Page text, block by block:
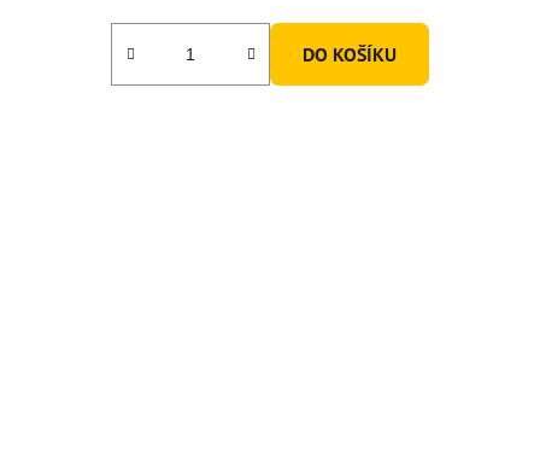
5,0
DO KOŠÍKU